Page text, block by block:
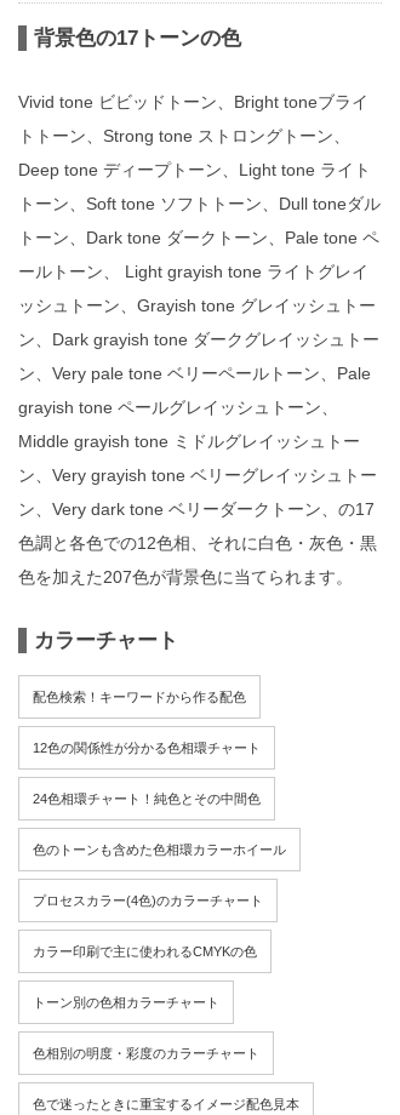
背景色の17トーンの色
Vivid tone ビビッドトーン、Bright toneブライ
トトーン、Strong tone ストロングトーン、
Deep tone ディープトーン、Light tone ライト
トーン、Soft tone ソフトトーン、Dull toneダル
トーン、Dark tone ダークトーン、Pale tone ペ
ールトーン、 Light grayish tone ライトグレイ
ッシュトーン、Grayish tone グレイッシュトー
ン、Dark grayish tone ダークグレイッシュトー
ン、Very pale tone ベリーペールトーン、Pale
grayish tone ペールグレイッシュトーン、
Middle grayish tone ミドルグレイッシュトー
ン、Very grayish tone ベリーグレイッシュトー
ン、Very dark tone ベリーダークトーン、の17
色調と各色での12色相、それに白色・灰色・黒
色を加えた207色が背景色に当てられます。
カラーチャート
配色検索！キーワードから作る配色
12色の関係性が分かる色相環チャート
24色相環チャート！純色とその中間色
色のトーンも含めた色相環カラーホイール
プロセスカラー(4色)のカラーチャート
カラー印刷で主に使われるCMYKの色
トーン別の色相カラーチャート
色相別の明度・彩度のカラーチャート
色で迷ったときに重宝するイメージ配色見本